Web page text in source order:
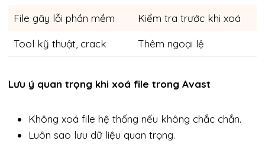
File gây lỗi phần mềm Kiểm tra trước khi xoá
Tool kỹ thuật, crack Thêm ngoại lệ
Lưu ý quan trọng khi xoá file trong Avast
Không xoá file hệ thống nếu không chắc chắn.
Luôn sao lưu dữ liệu quan trọng.